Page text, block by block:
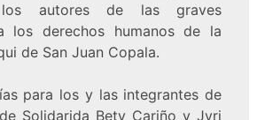
los autores de las graves
los derechos humanos de la
de San Juan Copala.
para los y las integrantes de
Solidarida Bety Cariño y Jyri